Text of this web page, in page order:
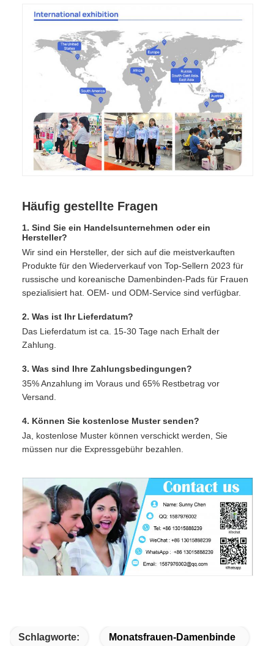
Häufig gestellte Fragen
1. Sind Sie ein Handelsunternehmen oder ein
Hersteller?
Wir sind ein Hersteller, der sich auf die meistverkauften
Produkte für den Wiederverkauf von Top-Sellern 2023 für
russische und koreanische Damenbinden-Pads für Frauen
spezialisiert hat. OEM- und ODM-Service sind verfügbar.
2. Was ist Ihr Lieferdatum?
Das Lieferdatum ist ca. 15-30 Tage nach Erhalt der
Zahlung.
3. Was sind Ihre Zahlungsbedingungen?
35% Anzahlung im Voraus und 65% Restbetrag vor
Versand.
4. Können Sie kostenlose Muster senden?
Ja, kostenlose Muster können verschickt werden, Sie
müssen nur die Expressgebühr bezahlen.
Schlagworte: Monatsfrauen-Damenbinde